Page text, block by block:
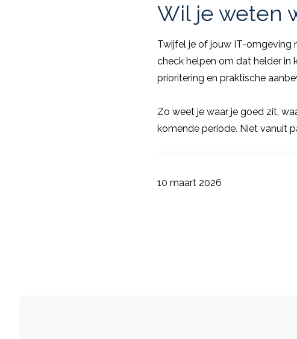
Wil je weten
Twijfel je of jouw IT-omgeving
check helpen om dat helder in
prioritering en praktische
Zo weet je waar je goed zit,
komende periode. Niet vanuit
10 maart 2026